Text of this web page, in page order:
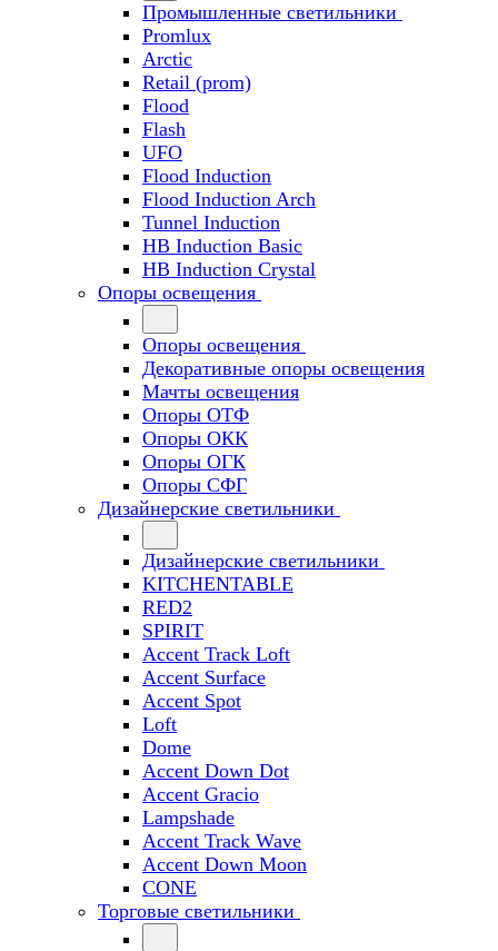
Промышленные светильники
Promlux
Arctic
Retail (prom)
Flood
Flash
UFO
Flood Induction
Flood Induction Arch
Tunnel Induction
HB Induction Basic
HB Induction Crystal
Опоры освещения
Опоры освещения
Декоративные опоры освещения
Мачты освещения
Опоры ОТФ
Опоры ОКК
Опоры ОГК
Опоры СФГ
Дизайнерские светильники
Дизайнерские светильники
KITCHENTABLE
RED2
SPIRIT
Accent Track Loft
Accent Surface
Accent Spot
Loft
Dome
Accent Down Dot
Accent Gracio
Lampshade
Accent Track Wave
Accent Down Moon
CONE
Торговые светильники